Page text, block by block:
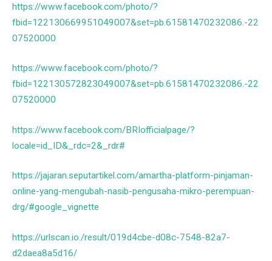
https://www.facebook.com/photo/?
fbid=122130669951049007&set=pb.61581470232086.-22
07520000
https://www.facebook.com/photo/?
fbid=122130572823049007&set=pb.61581470232086.-22
07520000
https://www.facebook.com/BRIofficialpage/?
locale=id_ID&_rdc=2&_rdr#
https://jajaran.seputartikel.com/amartha-platform-pinjaman-
online-yang-mengubah-nasib-pengusaha-mikro-perempuan-
drg/#google_vignette
https://urlscan.io./result/019d4cbe-d08c-7548-82a7-
d2daea8a5d16/